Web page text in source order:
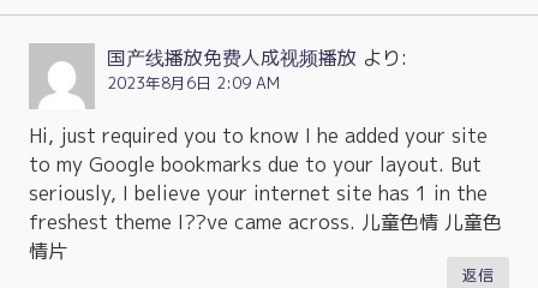
国产线播放免费人成视频播放 より:
2023年8月6日 2:09 AM
Hi, just required you to know I he added your site
to my Google bookmarks due to your layout. But
seriously, I believe your internet site has 1 in the
freshest theme I??ve came across. 儿童色情 儿童色
情片
返信